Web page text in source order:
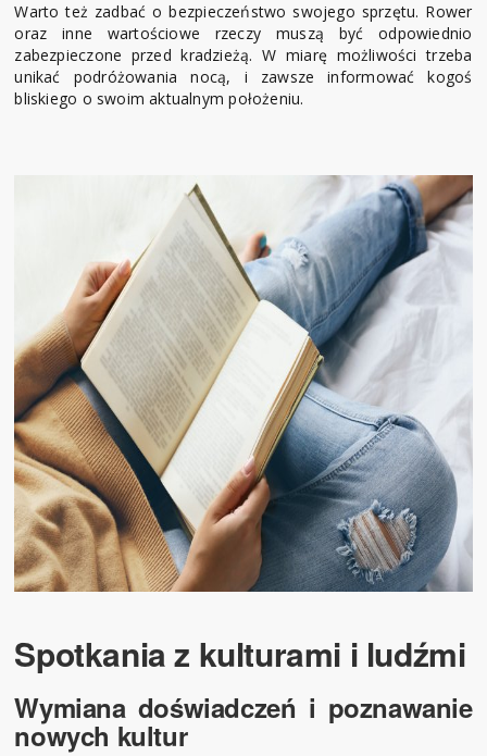
Warto też zadbać o bezpieczeństwo swojego sprzętu. Rower
oraz inne wartościowe rzeczy muszą być odpowiednio
zabezpieczone przed kradzieżą. W miarę możliwości trzeba
unikać podróżowania nocą, i zawsze informować kogoś
bliskiego o swoim aktualnym położeniu.
Spotkania z kulturami i ludźmi
Wymiana doświadczeń i poznawanie
nowych kultur